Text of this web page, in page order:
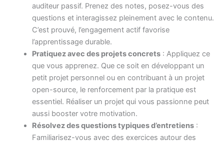
auditeur passif. Prenez des notes, posez-vous des
questions et interagissez pleinement avec le contenu.
C’est prouvé, l’engagement actif favorise
l’apprentissage durable.
Pratiquez avec des projets concrets: Appliquez ce
que vous apprenez. Que ce soit en développant un
petit projet personnel ou en contribuant à un projet
open-source, le renforcement par la pratique est
essentiel. Réaliser un projet qui vous passionne peut
aussi booster votre motivation.
Résolvez des questions typiques d’entretiens:
Familiarisez-vous avec des exercices autour des